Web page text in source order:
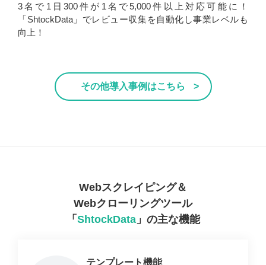
3名で1日300件が1名で5,000件以上対応可能に！
「ShtockData」でレビュー収集を自動化し事業レベルも
向上！
その他導入事例はこちら
Webスクレイピング＆
Webクローリングツール
「 ShtockData」の主な機能
テンプレート機能